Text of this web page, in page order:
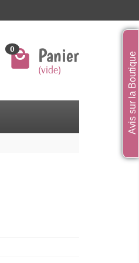
0 Panier
(vide) Avis sur la Boutique